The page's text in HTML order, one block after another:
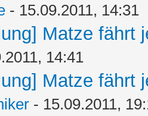
- 15.09.2011, 14:31
Matze fährt
14:41
Matze fährt
- 15.09.2011,